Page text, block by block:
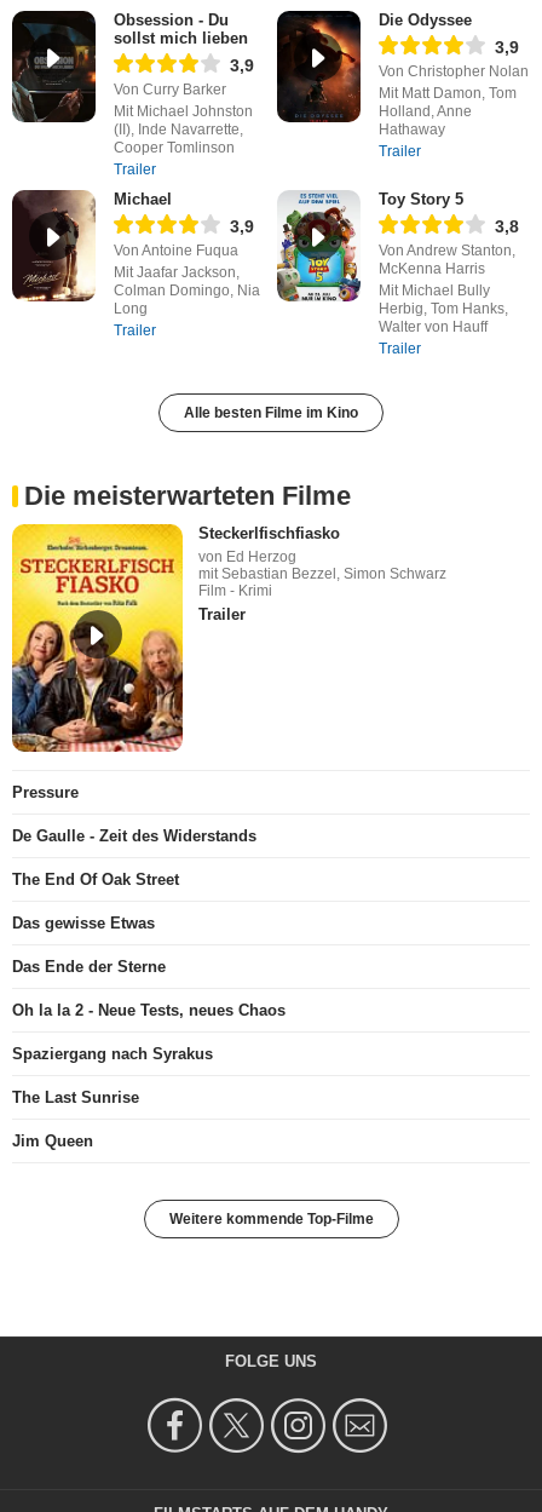
Obsession - Du
sollst mich lieben
3,9
Von Curry Barker
Mit Michael Johnston
(II), Inde Navarrette,
Cooper Tomlinson
Trailer
Die Odyssee
3,9
Von Christopher Nolan
Mit Matt Damon, Tom
Holland, Anne
Hathaway
Trailer
Michael
3,9
Von Antoine Fuqua
Mit Jaafar Jackson,
Colman Domingo, Nia
Long
Trailer
Toy Story 5
3,8
Von Andrew Stanton,
McKenna Harris
Mit Michael Bully
Herbig, Tom Hanks,
Walter von Hauff
Trailer
Alle besten Filme im Kino
Die meisterwarteten Filme
Steckerlfischfiasko
von Ed Herzog
mit Sebastian Bezzel, Simon Schwarz
Film - Krimi
Trailer
Pressure
De Gaulle - Zeit des Widerstands
The End Of Oak Street
Das gewisse Etwas
Das Ende der Sterne
Oh la la 2 - Neue Tests, neues Chaos
Spaziergang nach Syrakus
The Last Sunrise
Jim Queen
Weitere kommende Top-Filme
FOLGE UNS